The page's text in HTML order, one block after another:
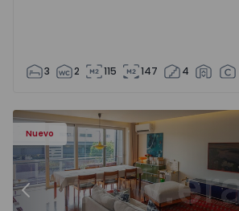
3 2 115 147 4
Nuevo
e Argivai - 1574602 - 20
Apartamento T3 Póvoa de Varzim,
Anterior